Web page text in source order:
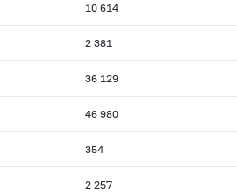
10 614
2 381
36 129
46 980
354
2 257